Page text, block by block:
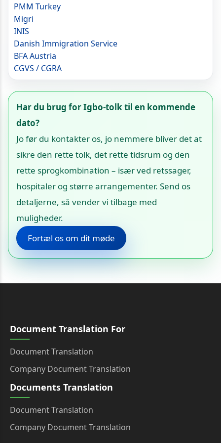
PMM Turkey
Migri
INIS
Danish Immigration Service
BFA Austria
CGVS / CGRA
Har du brug for Igbo-tolk til en kommende
dato?
Jo før du kontakter os, jo nemmere bliver det at
sikre den rette tolk, det rette tidsrum og den
rette sprogkombination – især ved retssager,
hospitaler og større arrangementer. Send os
detaljerne, så vender vi tilbage med
muligheder.
Fortæl os om dit møde
Document Translation For
Document Translation
Company Document Translation
Documents Translation
Document Translation
Company Document Translation